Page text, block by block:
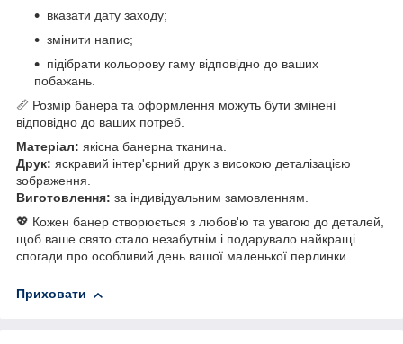
вказати дату заходу;
змінити напис;
підібрати кольорову гаму відповідно до ваших
побажань.
📏 Розмір банера та оформлення можуть бути змінені
відповідно до ваших потреб.
Матеріал: якісна банерна тканина.
Друк: яскравий інтер'єрний друк з високою деталізацією
зображення.
Виготовлення: за індивідуальним замовленням.
💖 Кожен банер створюється з любов'ю та увагою до деталей,
щоб ваше свято стало незабутнім і подарувало найкращі
спогади про особливий день вашої маленької перлинки.
Приховати